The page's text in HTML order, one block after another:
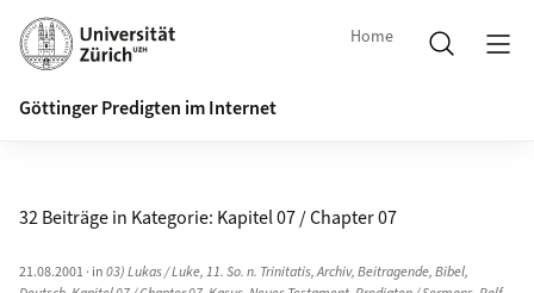
Home
Göttinger Predigten im Internet
32 Beiträge in Kategorie: Kapitel 07 / Chapter 07
21.08.2001· in03) Lukas / Luke,11. So. n. Trinitatis,Archiv,Beitragende,Bibel,